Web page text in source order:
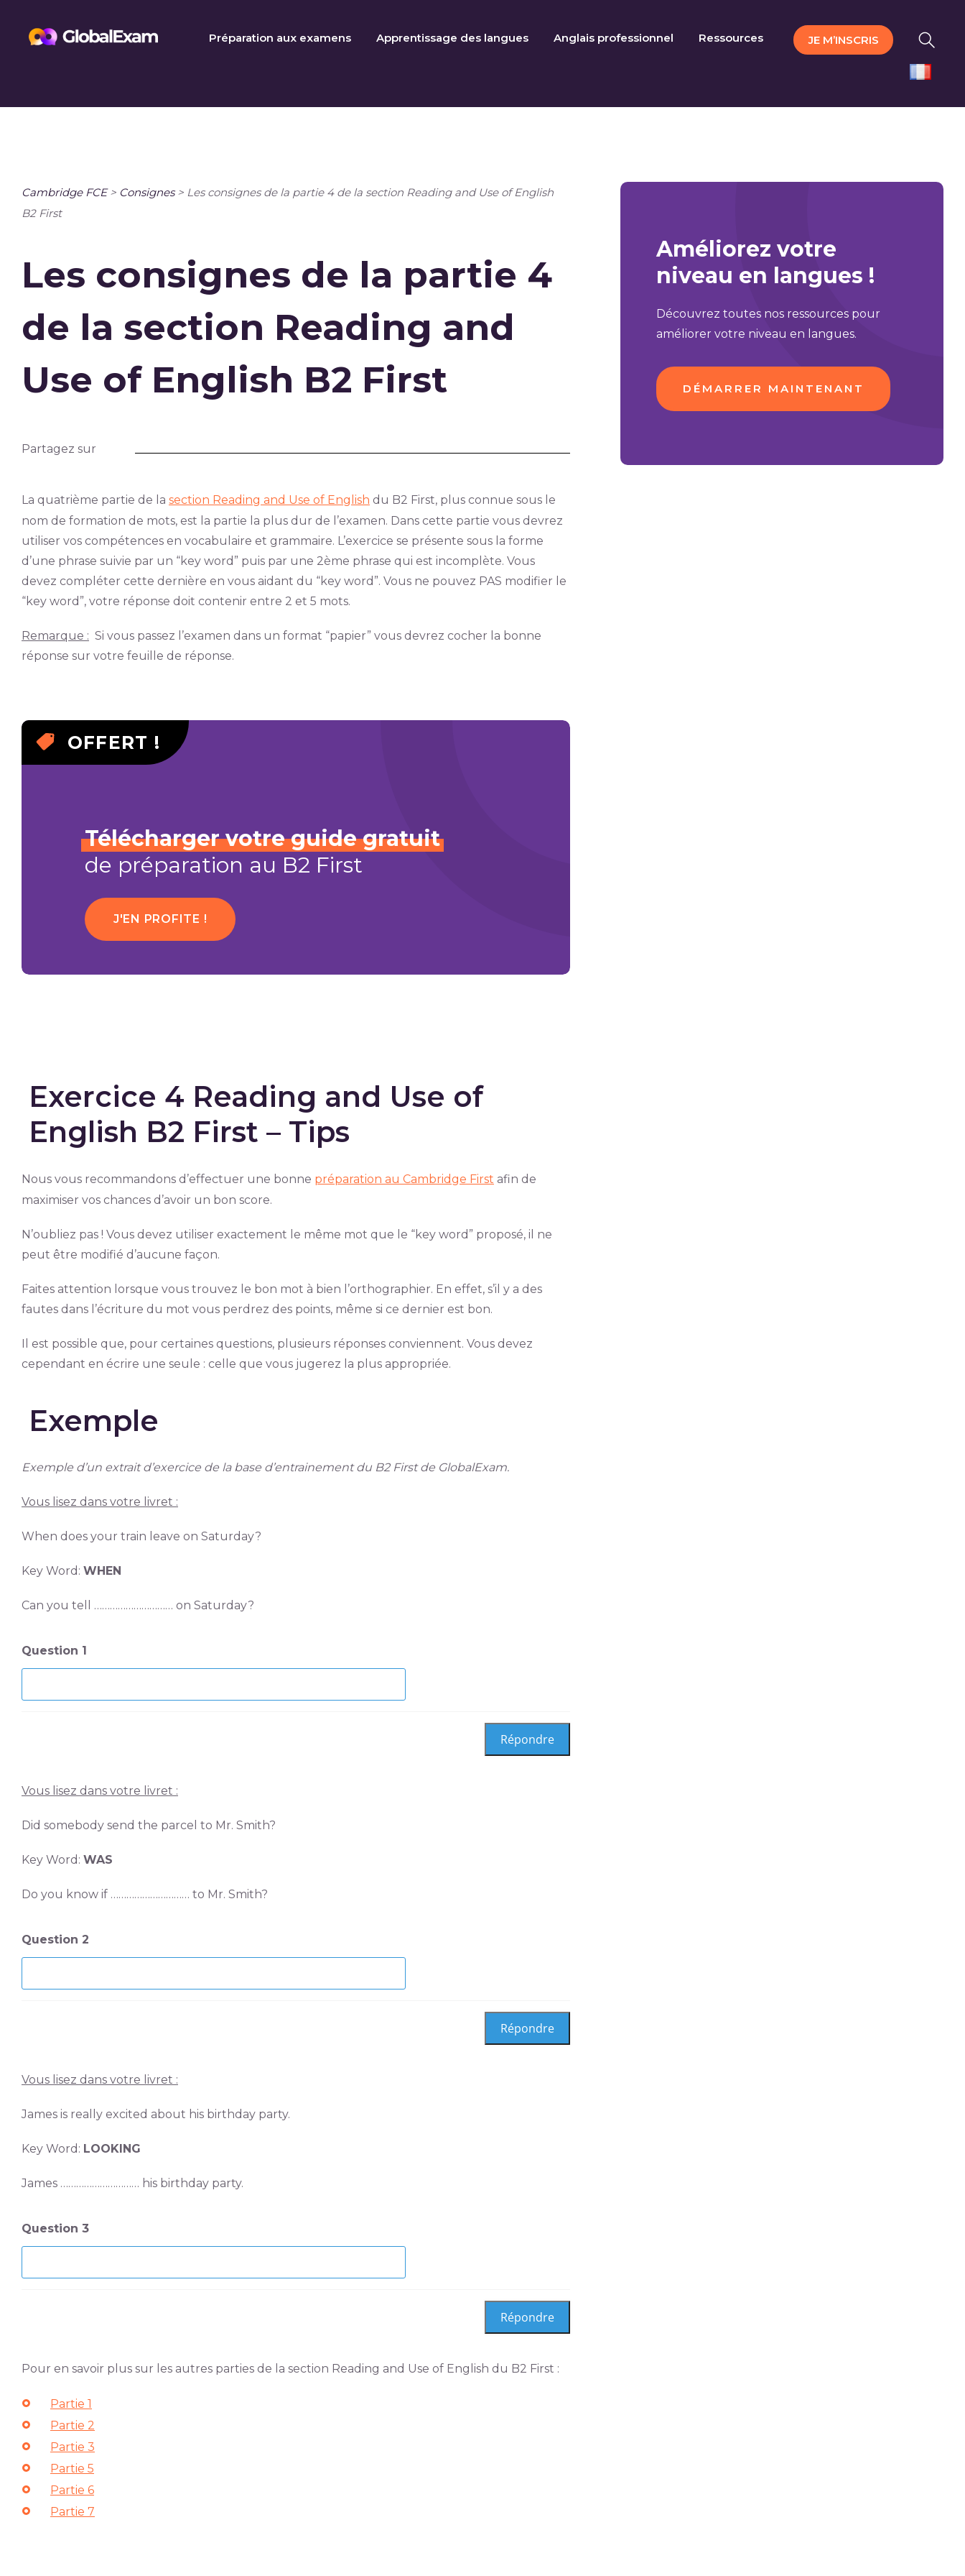
Préparation aux examens Apprentissage des langues Anglais professionnel Ressources JE M’INSCRIS
Cambridge FCE> Consignes> Les consignes de la partie 4 de la section Reading and Use of English
B2 First
Les consignes de la partie 4
de la section Reading and
Use of English B2 First
Partagez sur
La quatrième partie de la section Reading and Use of English du B2 First, plus connue sous le
nom de formation de mots, est la partie la plus dur de l’examen. Dans cette partie vous devrez
utiliser vos compétences en vocabulaire et grammaire. L’exercice se présente sous la forme
d’une phrase suivie par un “key word” puis par une 2ème phrase qui est incomplète. Vous
devez compléter cette dernière en vous aidant du “key word”. Vous ne pouvez PAS modifier le
“key word”, votre réponse doit contenir entre 2 et 5 mots.
Remarque : Si vous passez l’examen dans un format “papier” vous devrez cocher la bonne
réponse sur votre feuille de réponse.
OFFERT !
Télécharger votre guide gratuit
de préparation au B2 First
J'EN PROFITE !
Exercice 4 Reading and Use of
English B2 First – Tips
Nous vous recommandons d’effectuer une bonne préparation au Cambridge First afin de
maximiser vos chances d’avoir un bon score.
N’oubliez pas ! Vous devez utiliser exactement le même mot que le “key word” proposé, il ne
peut être modifié d’aucune façon.
Faites attention lorsque vous trouvez le bon mot à bien l’orthographier. En effet, s’il y a des
fautes dans l’écriture du mot vous perdrez des points, même si ce dernier est bon.
Il est possible que, pour certaines questions, plusieurs réponses conviennent. Vous devez
cependant en écrire une seule : celle que vous jugerez la plus appropriée.
Exemple
Exemple d’un extrait d’exercice de la base d’entrainement du B2 First de GlobalExam.
Vous lisez dans votre livret :
When does your train leave on Saturday?
Key Word: WHEN
Can you tell ………………………… on Saturday?
Question 1
Vous lisez dans votre livret :
Did somebody send the parcel to Mr. Smith?
Key Word: WAS
Do you know if ………………………… to Mr. Smith?
Question 2
Vous lisez dans votre livret :
James is really excited about his birthday party.
Key Word: LOOKING
James ………………………… his birthday party.
Question 3
Pour en savoir plus sur les autres parties de la section Reading and Use of English du B2 First :
Partie 1
Partie 2
Partie 3
Partie 5
Partie 6
Partie 7
Améliorez votre
niveau en langues !
Découvrez toutes nos ressources pour
améliorer votre niveau en langues.
DÉMARRER MAINTENANT